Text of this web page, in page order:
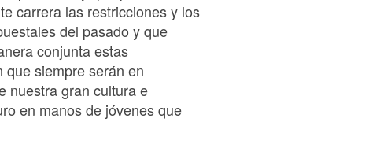
carrera las restricciones y los
del pasado y que
conjunta estas
siempre serán en
nuestra gran cultura e
en manos de jóvenes que